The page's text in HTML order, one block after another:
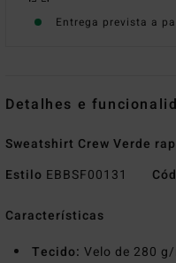
Entrega prevista a
Detalhes e
Sweatshirt Crew Verde
Estilo EBBSF00131
Características
Tecido: Velo de 280